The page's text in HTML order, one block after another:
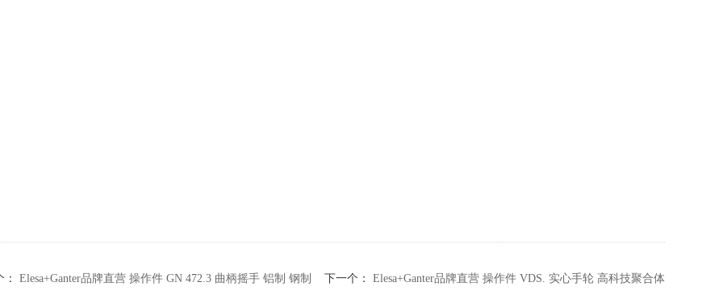
Elesa+Ganter品牌直营 操作件 GN 472.3 曲柄摇手 铝制 钢制 下一个：
Elesa+Ganter品牌直营 操作件 VDS. 实心手轮 高科技聚合体